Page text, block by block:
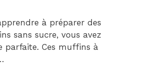
à préparer des
sans sucre, vous avez
parfaite. Ces muffins à